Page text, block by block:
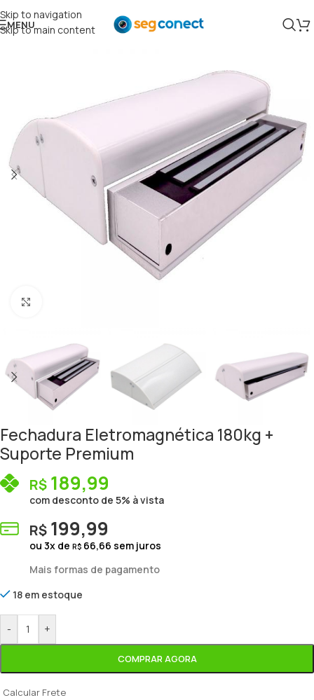
Skip to navigation
Skip to main content
MENU
Fechadura Eletromagnética 180kg +
Suporte Premium
R$ 189,99
com desconto de 5% à vista
R$ 199,99
ou 3x de R$ 66,66 sem juros
Mais formas de pagamento
18 em estoque
- +
COMPRAR AGORA
Calcular Frete